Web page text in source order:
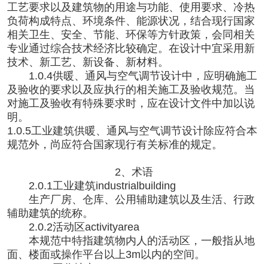
工艺要求以及建筑物的用途与功能、使用要求、冷热
负荷构成特点、环境条件、能源状况，结合现行国家
相关卫生、安全、节能、环保等方针政策，会同相关
专业通过综合技术经济比较确定。在设计中宜采用新
技术、新工艺、新设备、新材料。
1.0.4供暖、通风与空气调节设计中，应明确施工
及验收的要求以及应执行的相关施工及验收规范。当
对施工及验收有特殊要求时，应在设计文件中加以说
明。
1.0.5工业建筑供暖、通风与空气调节设计除应符合本
规范外，尚应符合国家现行有关标准的规定。
2、术语
2.0.1工业建筑industrialbuilding
生产厂房、仓库、公用辅助建筑以及生活、行政
辅助建筑的统称。
2.0.2活动区activityarea
本规范中特指建筑物内人的活动区，一般指从地
面、楼面或操作平台以上3m以内的空间。